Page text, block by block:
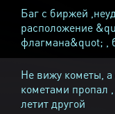
Баг с биржей
расположение
флагмана&quot; ,
Не вижу кометы, а
кометами пропал ,
летит другой